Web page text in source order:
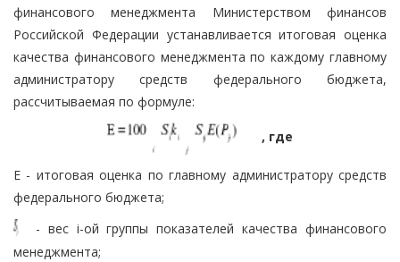
финансового менеджмента Министерством финансов
Российской Федерации устанавливается итоговая оценка
качества финансового менеджмента по каждому главному
администратору средств федерального бюджета,
рассчитываемая по формуле:
, где
E - итоговая оценка по главному администратору средств
федерального бюджета;
- вес i-ой группы показателей качества финансового
менеджмента;